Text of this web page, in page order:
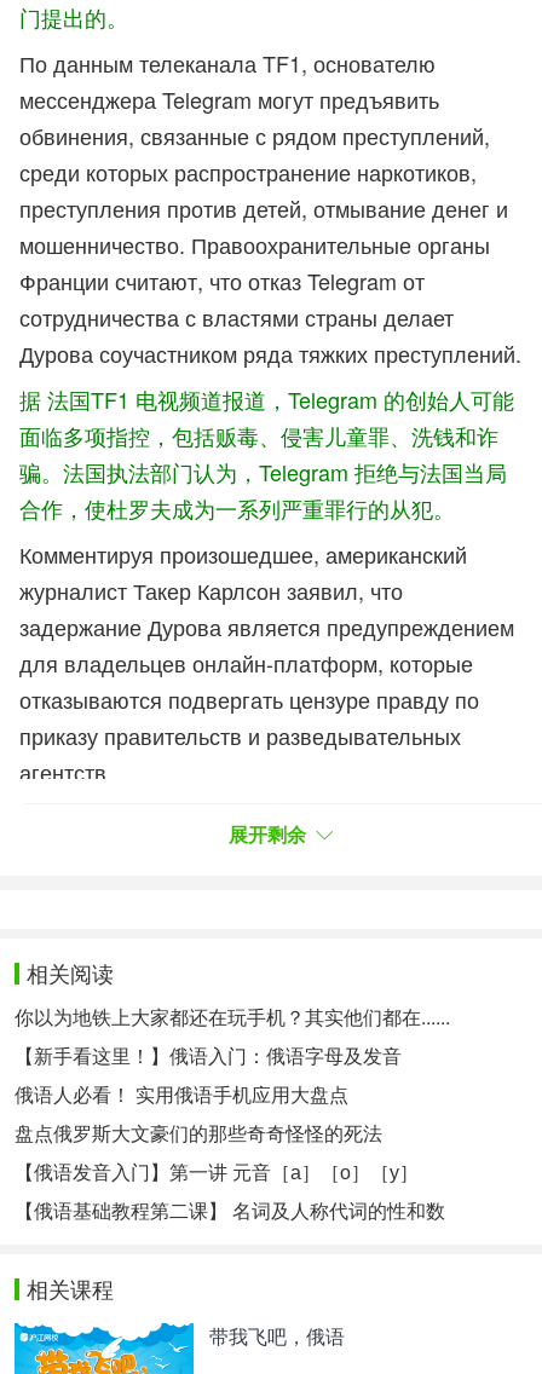
门提出的。
По данным телеканала TF1, основателю
мессенджера Telegram могут предъявить
обвинения, связанные с рядом преступлений,
среди которых распространение наркотиков,
преступления против детей, отмывание денег и
мошенничество. Правоохранительные органы
Франции считают, что отказ Telegram от
сотрудничества с властями страны делает
Дурова соучастником ряда тяжких преступлений.
据 法国TF1 电视频道报道，Telegram 的创始人可能
面临多项指控，包括贩毒、侵害儿童罪、洗钱和诈
骗。法国执法部门认为，Telegram 拒绝与法国当局
合作，使杜罗夫成为一系列严重罪行的从犯。
Комментируя произошедшее, американский
журналист Такер Карлсон заявил, что
задержание Дурова является предупреждением
для владельцев онлайн-платформ, которые
отказываются подвергать цензуре правду по
приказу правительств и разведывательных
агентств.
美国记者塔克-卡尔森在评论这一事件时说，杜罗夫
是对那些拒绝在政府和情报机构的授意下审查
展开剩余
相关阅读
你以为地铁上大家都还在玩手机？其实他们都在......
【新手看这里！】俄语入门：俄语字母及发音
俄语人必看！ 实用俄语手机应用大盘点
盘点俄罗斯大文豪们的那些奇奇怪怪的死法
【俄语发音入门】第一讲 元音［а］［о］［у］
【俄语基础教程第二课】 名词及人称代词的性和数
相关课程
带我飞吧，俄语